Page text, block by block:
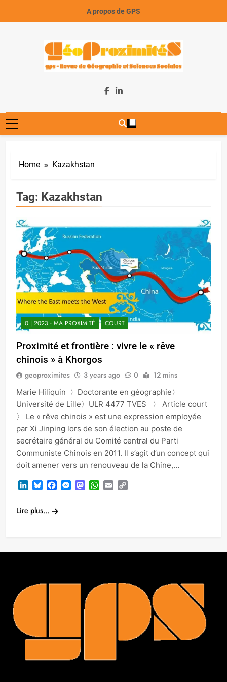
A propos de GPS
GeoProximiteS
Home Kazakhstan
Tag: Kazakhstan
0 | 2023 - MA PROXIMITÉ COURT
Proximité et frontière : vivre le « rêve
chinois » à Khorgos
geoproximites 3 years ago 0 12 mins
Marie Hiliquin 〉Doctorante en géographie〉
Université de Lille〉ULR 4477 TVES 〉 Article court
〉 Le « rêve chinois » est une expression employée
par Xi Jinping lors de son élection au poste de
secrétaire général du Comité central du Parti
Communiste Chinois en 2011. Il s’agit d’un concept qui
doit amener vers un renouveau de la Chine,…
LinkedInBlueskyFacebook
Messenger
Mastodon
WhatsApp
Email
Lire plus...